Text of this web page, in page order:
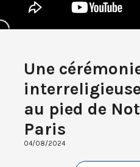
Une
au pied de
Paris
04/08/2024